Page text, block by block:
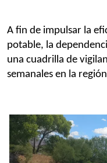
A fin de impulsar la
potable, la
una cuadrilla de
semanales en la